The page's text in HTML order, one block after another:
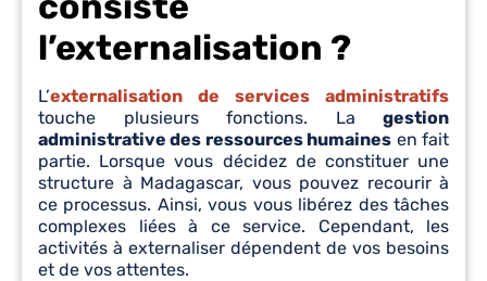
l’externalisation ?
L’externalisation de services administratifs
touche plusieurs fonctions. La gestion
administrative des ressources humaines en fait
partie. Lorsque vous décidez de constituer une
structure à Madagascar, vous pouvez recourir à
ce processus. Ainsi, vous vous libérez des tâches
complexes liées à ce service. Cependant, les
activités à externaliser dépendent de vos besoins
et de vos attentes.